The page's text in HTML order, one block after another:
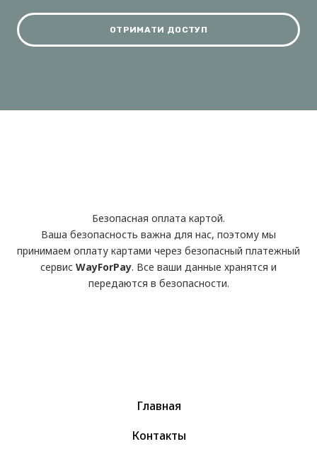
ОТРИМАТИ ДОСТУП
Безопасная оплата картой.
Ваша безопасность важна для нас, поэтому мы
принимаем оплату картами через безопасный платежный
сервис WayForPay. Все ваши данные хранятся и
передаются в безопасности.
Главная
Контакты